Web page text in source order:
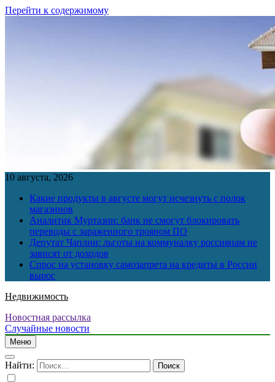
Перейти к содержимому
10 августа, 2026
Какие продукты в августе могут исчезнуть с полок
магазинов
Аналитик Муртазин: банк не смогут блокировать
переводы с зараженного трояном ПО
Депутат Чаплин: льготы на коммуналку россиянам не
зависят от доходов
Спрос на установку самозапрета на кредиты в России
вырос
Недвижимость
Новостная рассылка
Случайные новости
Меню
Найти: